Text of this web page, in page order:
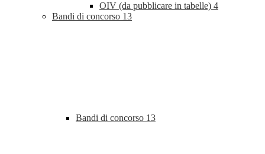
OIV (da pubblicare in tabelle) 4
Bandi di concorso 13
Bandi di concorso 13